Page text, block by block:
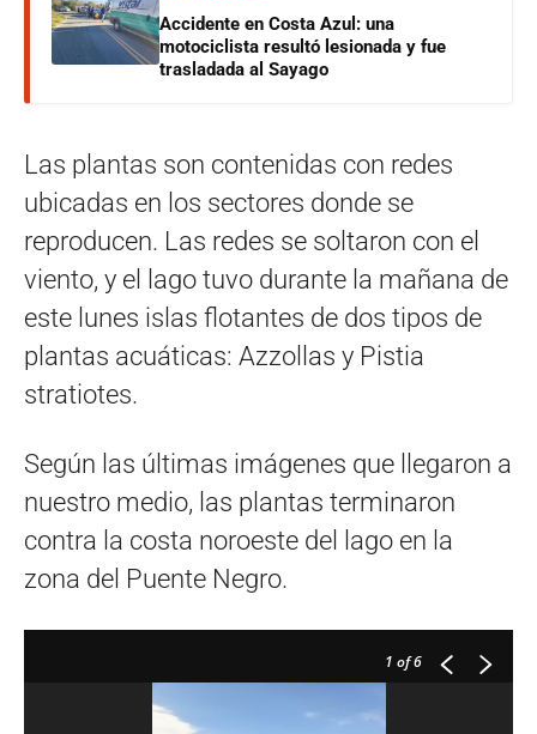
Accidente en Costa Azul: una
motociclista resultó lesionada y fue
trasladada al Sayago
Las plantas son contenidas con redes
ubicadas en los sectores donde se
reproducen. Las redes se soltaron con el
viento, y el lago tuvo durante la mañana de
este lunes islas flotantes de dos tipos de
plantas acuáticas: Azzollas y Pistia
stratiotes.
Según las últimas imágenes que llegaron a
nuestro medio, las plantas terminaron
contra la costa noroeste del lago en la
zona del Puente Negro.
1 of 6